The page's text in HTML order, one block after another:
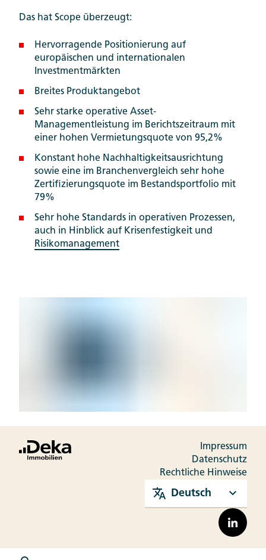
Das hat Scope überzeugt:
Hervorragende Positionierung auf
europäischen und internationalen
Investmentmärkten
Breites Produktangebot
Sehr starke operative Asset-
Managementleistung im Berichtszeitraum mit
einer hohen Vermietungsquote von 95,2%
Konstant hohe Nachhaltigkeitsausrichtung
sowie eine im Branchenvergleich sehr hohe
Zertifizierungsquote im Bestandsportfolio mit
79%
Sehr hohe Standards in operativen Prozessen,
auch in Hinblick auf Krisenfestigkeit und
Risikomanagement
Impressum
Datenschutz
Rechtliche Hinweise
Deutsch